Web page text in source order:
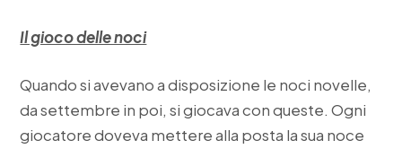
Il gioco delle noci
Quando si avevano a disposizione le noci novelle,
da settembre in poi, si giocava con queste. Ogni
giocatore doveva mettere alla posta la sua noce